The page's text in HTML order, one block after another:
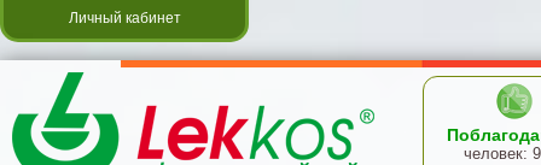
Личный кабинет
человек: